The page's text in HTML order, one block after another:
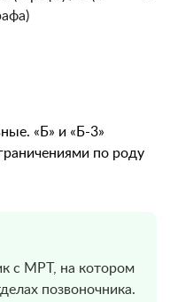
«Б» и «Б-3»
по роду
с МРТ, на котором
позвоночника.